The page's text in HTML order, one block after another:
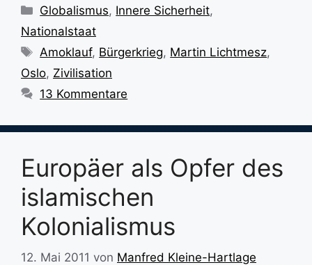
Kategorien
Globalismus, Innere Sicherheit,
Nationalstaat
Schlagwörter
Amoklauf, Bürgerkrieg, Martin Lichtmesz,
Oslo, Zivilisation
13 Kommentare
Europäer als Opfer des
islamischen
Kolonialismus
12. Mai 2011 von Manfred Kleine-Hartlage